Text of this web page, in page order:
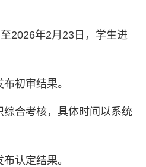
2026年2月23日，学生进
初审结果。
综合考核，具体时间以系统
认定结果。